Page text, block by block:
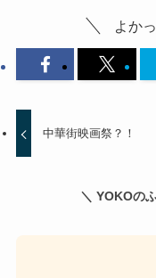
よか
中華街映画祭？！
＼ YOKOの